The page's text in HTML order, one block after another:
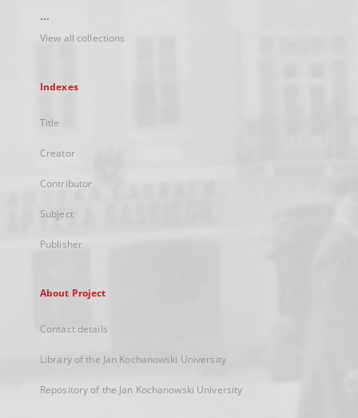
...
View all collections
Indexes
Title
Creator
Contributor
Subject
Publisher
About Project
Contact details
Library of the Jan Kochanowski University
Repository of the Jan Kochanowski University